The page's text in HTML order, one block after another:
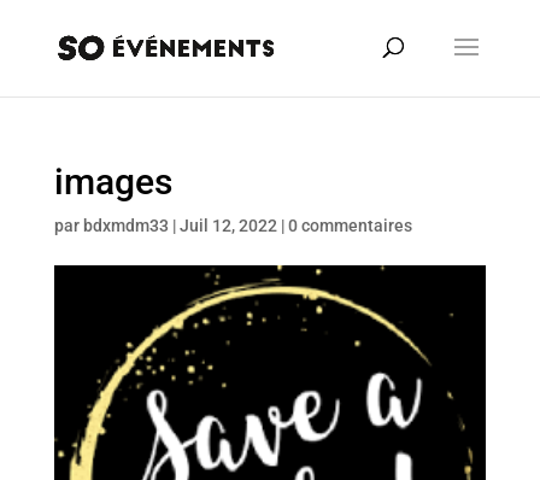
images
par bdxmdm33 |Juil 12, 2022 |0 commentaires